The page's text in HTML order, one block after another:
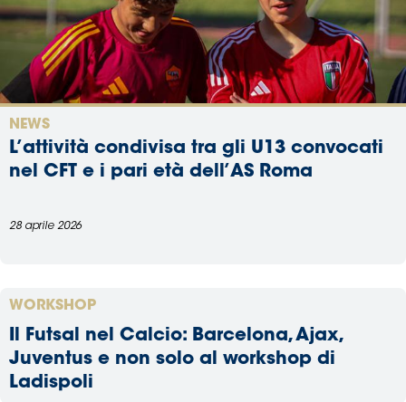
NEWS
L’attività condivisa tra gli U13 convocati
nel CFT e i pari età dell’AS Roma
28 aprile 2026
WORKSHOP
Il Futsal nel Calcio: Barcelona, Ajax,
Juventus e non solo al workshop di
Ladispoli